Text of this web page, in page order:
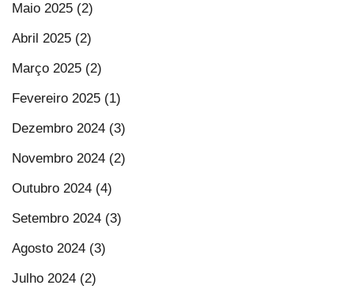
Maio 2025 (2)
Abril 2025 (2)
Março 2025 (2)
Fevereiro 2025 (1)
Dezembro 2024 (3)
Novembro 2024 (2)
Outubro 2024 (4)
Setembro 2024 (3)
Agosto 2024 (3)
Julho 2024 (2)